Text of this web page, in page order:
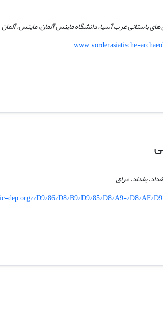
باستانی غرب آسیا، دانشگاه ماینس آلمان، ماینس، آلمان
www.vorderasiatische-
بغداد، عراق
dep.org/%D9%86%D8%B9%D9%85%D8%A9-